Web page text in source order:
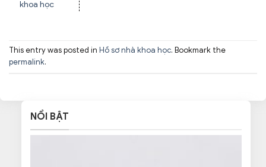
khoa học
This entry was posted in Hồ sơ nhà khoa học. Bookmark the
permalink.
NỔI BẬT